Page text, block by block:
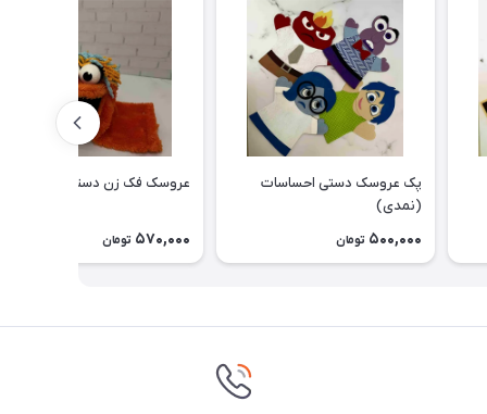
پک عروسک دستی احساسات
(نمدی)
500,000 تومان
عروسک فک زن دستی نمایشی
570,000 تومان